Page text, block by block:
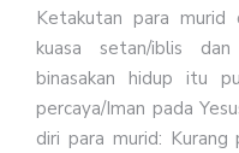
Ketakutan para murid
kuasa setan/iblis
binasakan hidup itu
percaya/Iman pada
diri para murid: Kurang